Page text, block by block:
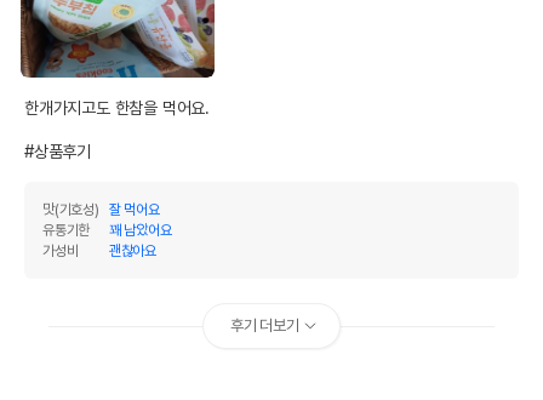
한개가지고도 한참을 먹어요.
#상품후기
맛(기호성)
잘 먹어요
유통기한
꽤 남았어요
가성비
괜찮아요
후기 더보기